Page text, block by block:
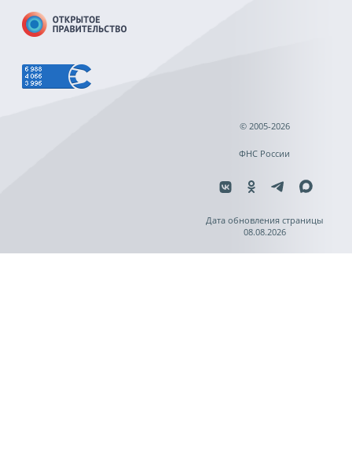
© 2005-2026
ФНС России
Дата обновления страницы
08.08.2026